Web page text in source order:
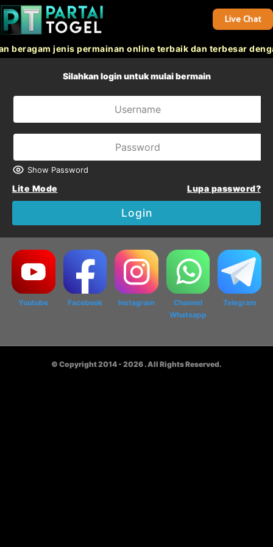
Live Chat
beragam jenis permainan online terbaik dan terbesar
Silahkan login untuk mulai bermain
Show Password
Lite Mode Lupa password?
Login
Youtube Facebook Instagram
Channel
Whatsapp
Telegram
© Copyright 2014 - 2026 . All Rights Reserved.